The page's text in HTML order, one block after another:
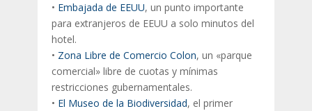
• Embajada de EEUU, un punto importante
para extranjeros de EEUU a solo minutos del
hotel.
• Zona Libre de Comercio Colon, un «parque
comercial» libre de cuotas y mínimas
restricciones gubernamentales.
• El Museo de la Biodiversidad, el primer